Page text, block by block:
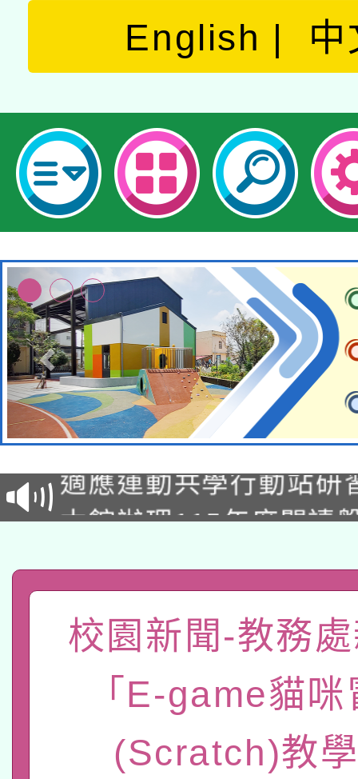
English 中
本校115學年度第2次
招甄選結果公告(無人
招)
適應運動共學行動站研
本館辦理115年度閱讀
礎課程
A3數位素養講師名單
「數位內容與教學軟
pilot」
有關大陸委員會函釋公
薪期間赴陸應申請許可
轉知經濟部水利署委託
業技術研究院辦理「
115年8月22日(星期六
校園新聞-教務
「E-game貓
(Scratch)教